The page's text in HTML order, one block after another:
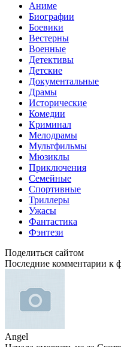
Аниме
Биографии
Боевики
Вестерны
Военные
Детективы
Детские
Документальные
Драмы
Исторические
Комедии
Криминал
Мелодрамы
Мультфильмы
Мюзиклы
Приключения
Семейные
Спортивные
Триллеры
Ужасы
Фантастика
Фэнтези
Поделиться сайтом
Последние комментарии к
Angel